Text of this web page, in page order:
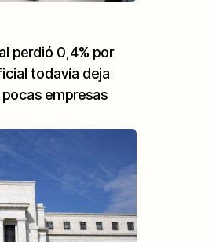
perdió 0,4% por
todavía deja
empresas